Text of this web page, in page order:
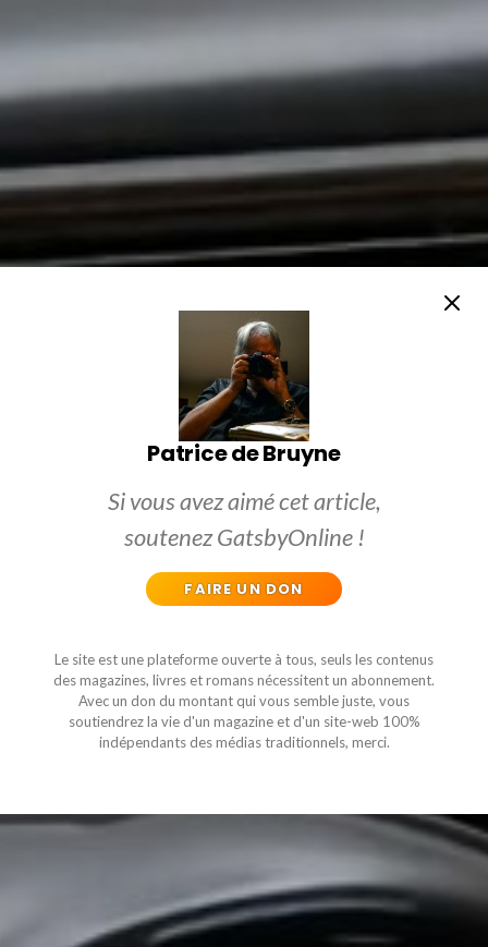
Patrice de Bruyne
Si vous avez aimé cet article,
soutenez GatsbyOnline !
FAIRE UN DON
Le site est une plateforme ouverte à tous, seuls les contenus
des magazines, livres et romans nécessitent un abonnement.
Avec un don du montant qui vous semble juste, vous
soutiendrez la vie d'un magazine et d'un site-web 100%
indépendants des médias traditionnels, merci.